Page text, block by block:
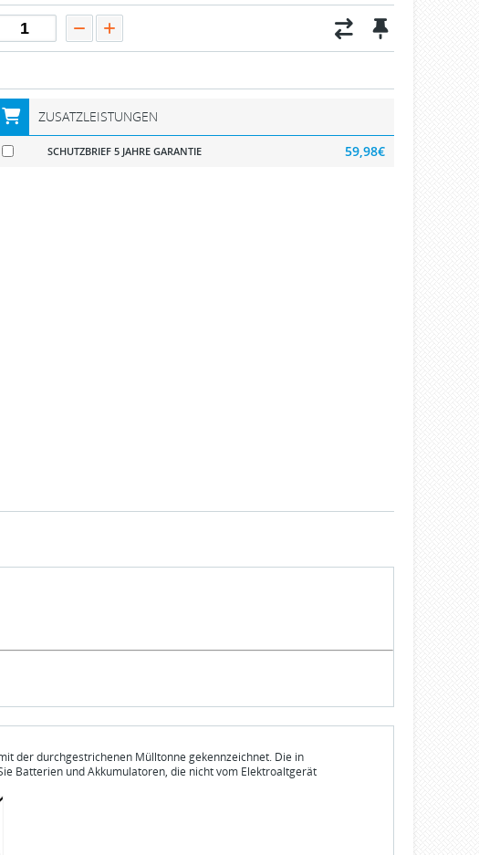
ZUSATZLEISTUNGEN
SCHUTZBRIEF 5 JAHRE GARANTIE 59,98€
der durchgestrichenen Mülltonne gekennzeichnet. Die in
Batterien und Akkumulatoren, die nicht vom Elektroaltgerät